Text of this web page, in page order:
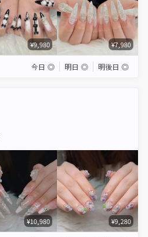
¥9,980 ¥7,980
今日 ◎ 明日 ◎ 明後日 ◎
¥10,980 ¥9,280